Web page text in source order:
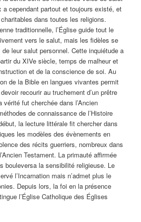
a cependant partout et toujours existé, et
dans toutes les religions.
traditionnelle, l’Église guide tout le
vers le salut, mais les fidèles se
leur salut personnel. Cette inquiétude a
du XIVe siècle, temps de malheur et
et de la conscience de soi. Au
de la Bible en langues vivantes permit
recourir au truchement d’un prêtre
fut cherchée dans l’Ancien
de connaissance de l’Histoire
la lecture littérale fit chercher dans
les modèles des évènements en
des récits guerriers, nombreux dans
Testament. La primauté affirmée
bouleversa la sensibilité religieuse. Le
l’Incarnation mais n’admet plus le
Depuis lors, la foi en la présence
l’Église Catholique des Églises